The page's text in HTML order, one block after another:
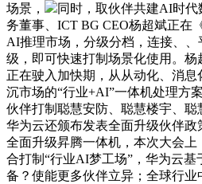
场景，
同时，取伙伴共建AI时
务董事、ICT BG CEO杨超斌正在
AI推理市场，分级分档，连接、
级，即可快速打制场景化使用。杨
正在驶入加快期，从从动化、消
沉市场的“行业+AI”一体机处理方
伙伴打制聪慧安防、聪慧楼宇、聪
华为云还颁布发表全面升级伙伴
全面升级昇腾一体机，本次大会
合打制“行业AI梦工场”，华为云
备？使能更多伙伴立异；全球行业